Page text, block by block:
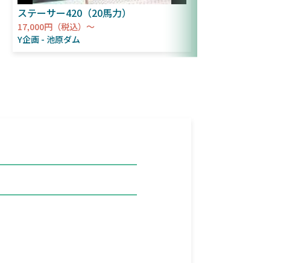
ステーサー420（20馬力）
17,000円（税込）～
Y企画
池原ダム